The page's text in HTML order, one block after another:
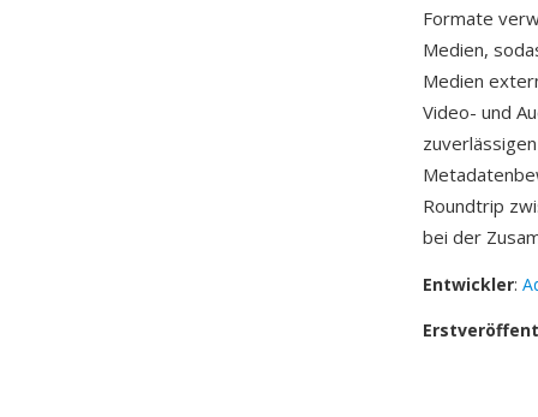
Formate
Medien,
Medien
Video- und
Roundtrip
bei der
Entwickler: